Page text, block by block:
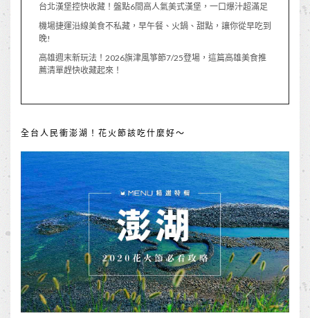
台北漢堡控快收藏！盤點6間高人氣美式漢堡，一口爆汁超滿足
機場捷運沿線美食不私藏，早午餐、火鍋、甜點，讓你從早吃到
晚!
高雄週末新玩法！2026旗津風箏節7/25登場，這篇高雄美食推
薦清單趕快收藏起來！
全台人民衝澎湖！花火節該吃什麼好～